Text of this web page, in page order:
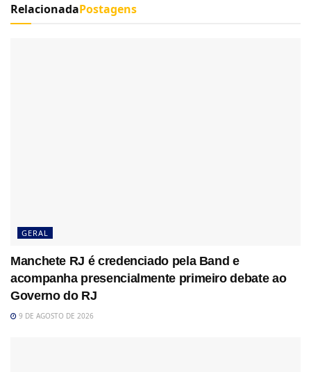
RelacionadaPostagens
GERAL
Manchete RJ é credenciado pela Band e
acompanha presencialmente primeiro debate ao
Governo do RJ
9 DE AGOSTO DE 2026